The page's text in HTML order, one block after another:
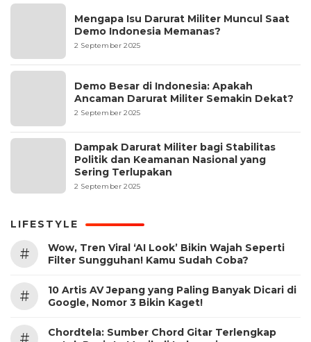
Mengapa Isu Darurat Militer Muncul Saat
Demo Indonesia Memanas?
2 September 2025
Demo Besar di Indonesia: Apakah
Ancaman Darurat Militer Semakin Dekat?
2 September 2025
Dampak Darurat Militer bagi Stabilitas
Politik dan Keamanan Nasional yang
Sering Terlupakan
2 September 2025
LIFESTYLE
#
Wow, Tren Viral ‘AI Look’ Bikin Wajah Seperti
Filter Sungguhan! Kamu Sudah Coba?
#
10 Artis AV Jepang yang Paling Banyak Dicari di
Google, Nomor 3 Bikin Kaget!
#
Chordtela: Sumber Chord Gitar Terlengkap